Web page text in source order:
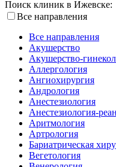
Поиск клиник в Ижевске:
Все направления
Все направления
Акушерство
Акушерство-
Аллергология
Ангиохирургия
Андрология
Анестезиология
Анестезиология-
Аритмология
Артрология
Бариатрическая
Вегетология